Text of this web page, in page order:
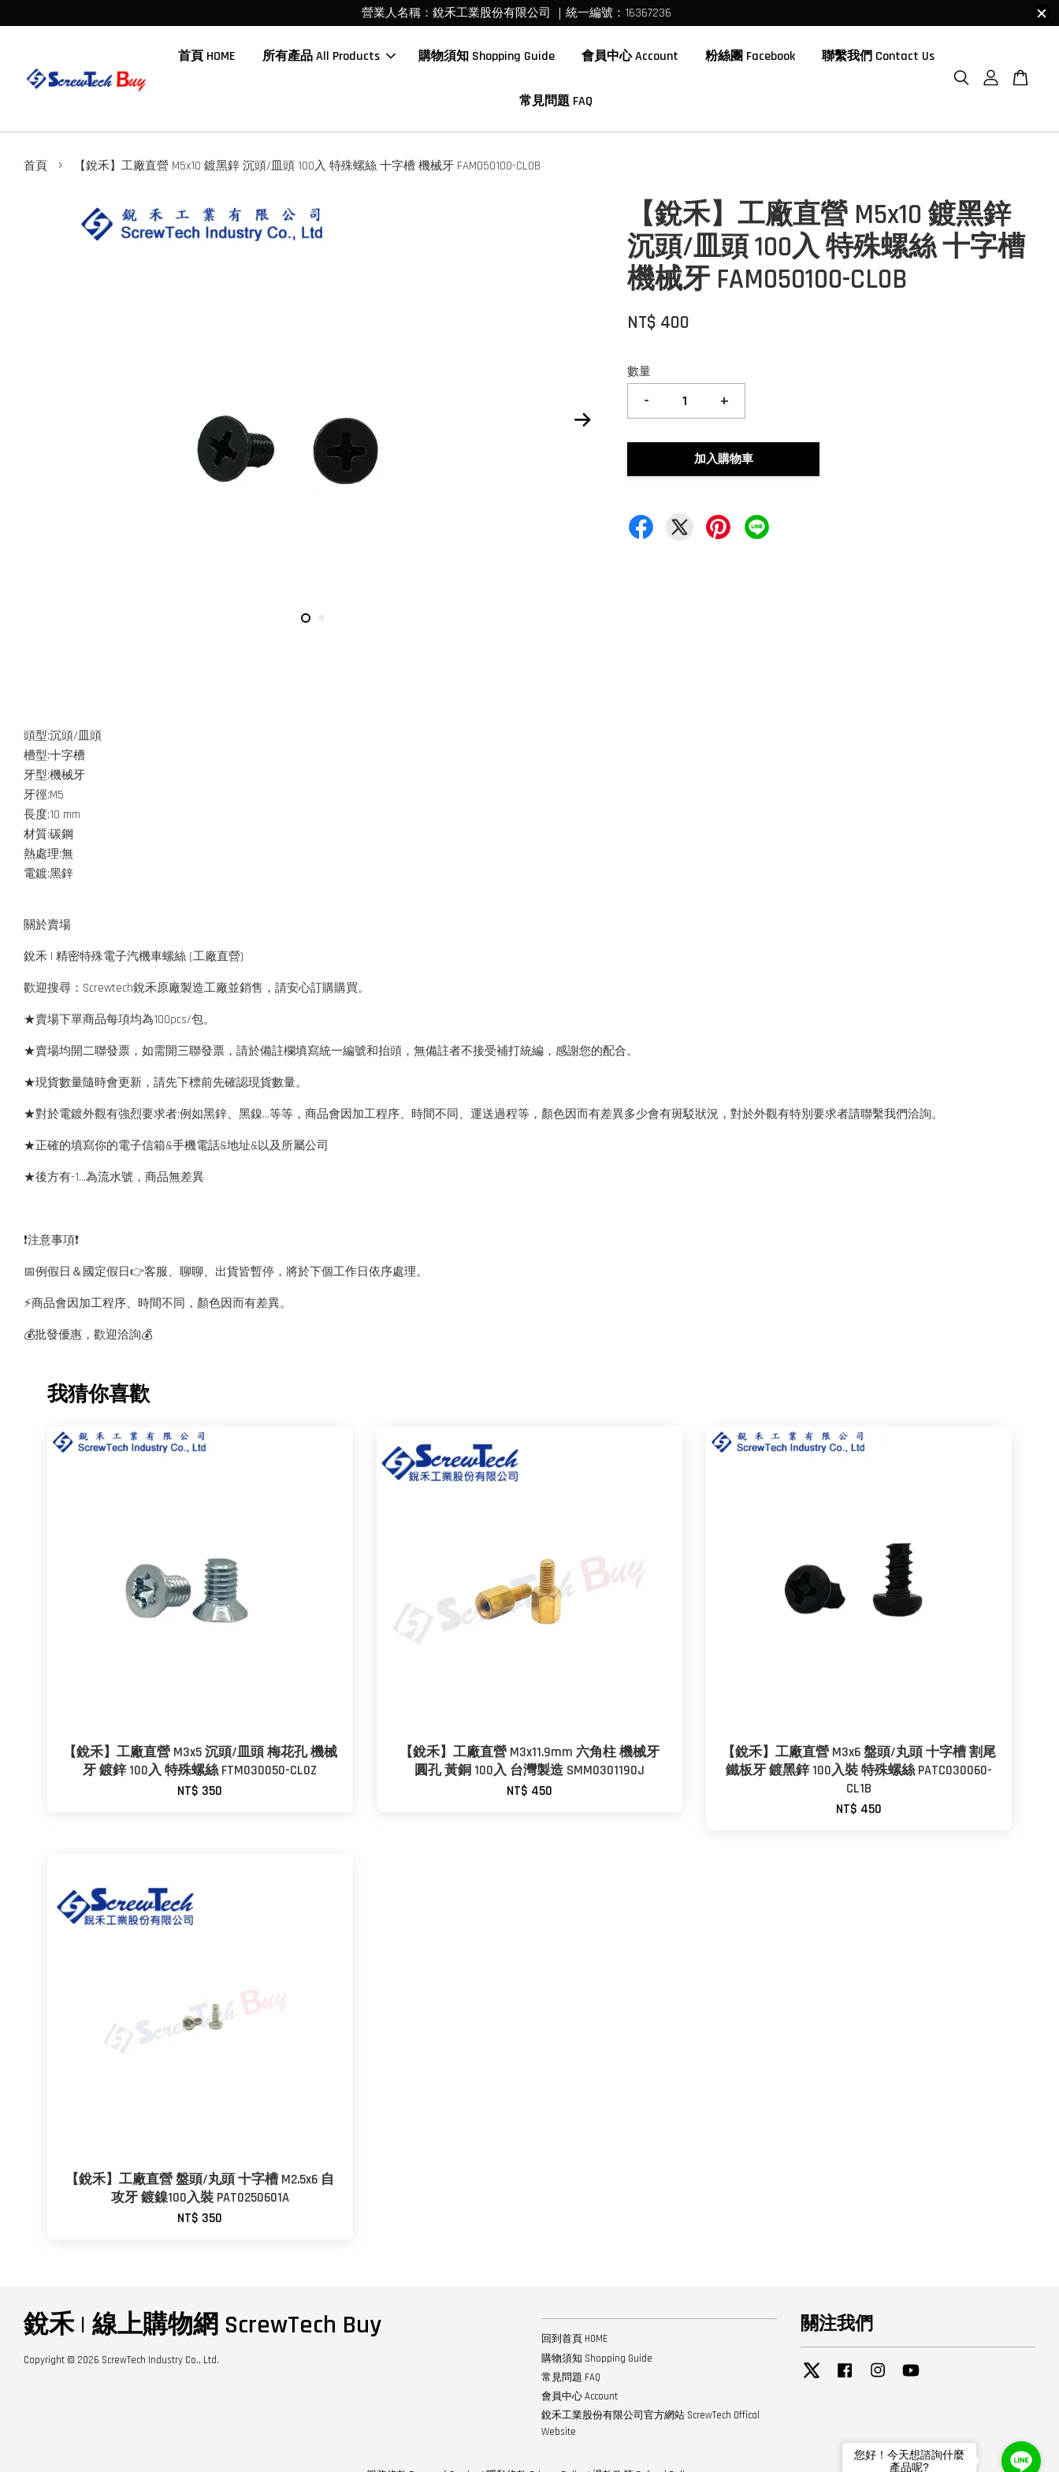
營業人名稱：銳禾工業股份有限公司 ｜統一編號：16367236
首頁 HOME 所有產品 All Products 購物須知 Shopping Guide 會員中心 Account 粉絲團 Facebook 聯繫我們 Contact Us
常見問題 FAQ
首頁 › 【銳禾】工廠直營 M5x10 鍍黑鋅 沉頭/皿頭 100入 特殊螺絲 十字槽 機械牙 FAM050100-CL0B
【銳禾】工廠直營 M5x10 鍍黑鋅
沉頭/皿頭 100入 特殊螺絲 十字槽
機械牙 FAM050100-CL0B
NT$ 400
數量
- +
加入購物車
頭型:沉頭/皿頭
槽型:十字槽
牙型:機械牙
牙徑:M5
長度:10 mm
材質:碳鋼
熱處理:無
電鍍:黑鋅
關於賣場
銳禾 | 精密特殊電子汽機車螺絲 (工廠直營)
歡迎搜尋：Screwtech銳禾原廠製造工廠並銷售，請安心訂購購買。
★賣場下單商品每項均為100pcs/包。
★賣場均開二聯發票，如需開三聯發票，請於備註欄填寫統一編號和抬頭，無備註者不接受補打統編，感謝您的配合。
★現貨數量隨時會更新，請先下標前先確認現貨數量。
★對於電鍍外觀有強烈要求者:例如黑鋅、黑鎳...等等，商品會因加工程序、時間不同、運送過程等，顏色因而有差異多少會有斑駁狀況，對於外觀有特別要求者請聯繫我們洽詢。
★正確的填寫你的電子信箱&手機電話&地址&以及所屬公司
★後方有-1…為流水號，商品無差異
❗️注意事項❗️
📅例假日＆國定假日👉客服、聊聊、出貨皆暫停，將於下個工作日依序處理。
⚡️商品會因加工程序、時間不同，顏色因而有差異。
💰批發優惠，歡迎洽詢💰
我猜你喜歡
【銳禾】工廠直營 M3x5 沉頭/皿頭 梅花孔 機械
牙 鍍鋅 100入 特殊螺絲 FTM030050-CL0Z
NT$ 350
【銳禾】工廠直營 M3x11.9mm 六角柱 機械牙
圓孔 黃銅 100入 台灣製造 SMM0301190J
NT$ 450
【銳禾】工廠直營 M3x6 盤頭/丸頭 十字槽 割尾
鐵板牙 鍍黑鋅 100入裝 特殊螺絲 PATC030060-
CL1B
NT$ 450
【銳禾】工廠直營 盤頭/丸頭 十字槽 M2.5x6 自
攻牙 鍍鎳100入裝 PAT0250601A
NT$ 350
銳禾 | 線上購物網 ScrewTech Buy
Copyright © 2026 ScrewTech Industry Co., Ltd.
回到首頁 HOME
購物須知 Shopping Guide
常見問題 FAQ
會員中心 Account
銳禾工業股份有限公司官方網站 ScrewTech Offical
Website
關注我們
Twitter Facebook Instagram
您好！今天想諮詢什麼
產品呢?